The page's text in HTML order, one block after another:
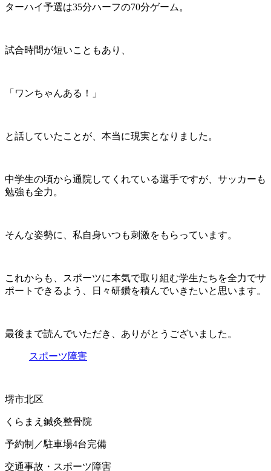
ターハイ予選は35分ハーフの70分ゲーム。
試合時間が短いこともあり、
「ワンちゃんある！」
と話していたことが、本当に現実となりました。
中学生の頃から通院してくれている選手ですが、サッカーも
勉強も全力。
そんな姿勢に、私自身いつも刺激をもらっています。
これからも、スポーツに本気で取り組む学生たちを全力でサ
ポートできるよう、日々研鑽を積んでいきたいと思います。
最後まで読んでいただき、ありがとうございました。
スポーツ障害
堺市北区
くらまえ鍼灸整骨院
予約制／駐車場4台完備
交通事故・スポーツ障害